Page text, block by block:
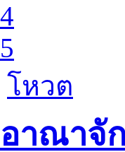
4
5
โหวต
อาณาจั